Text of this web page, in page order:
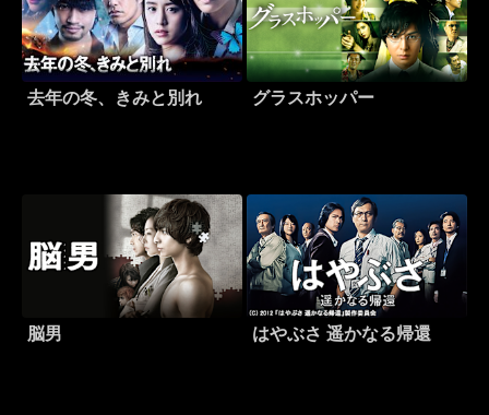
去年の冬、きみと別れ グラスホッパー
脳男 はやぶさ 遥かなる帰還